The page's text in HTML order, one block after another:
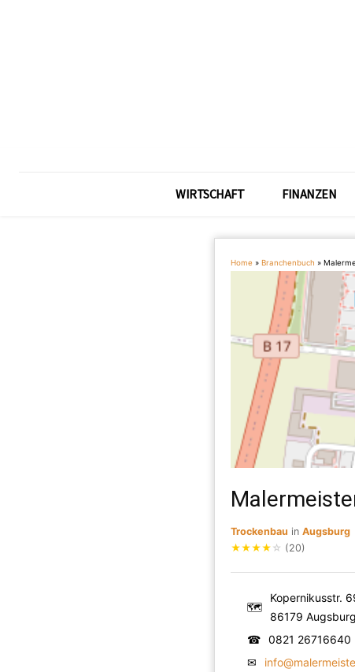
WIRTSCHAFT FINANZEN
Home » Branchenbuch »
Trockenbau in Augsburg
★★★★ ☆ (20)
🗺
Kopernikusstr.
86179 Augsburg
☎ 0821 26716640
✉